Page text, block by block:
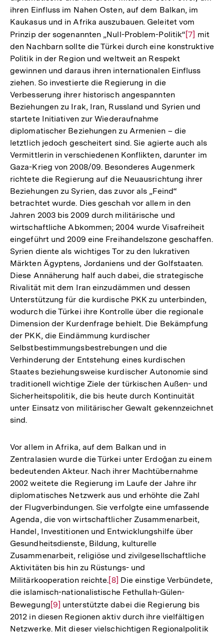
ihren Einfluss im Nahen Osten, auf dem Balkan, im
Kaukasus und in Afrika auszubauen. Geleitet vom
Prinzip der sogenannten „Null-Problem-Politik“Zur
Auflösung
Fußnote
[7] mit
den Nachbarn sollte die Türkei durch eine konstruktive
Politik in der Region und weltweit an Respekt
gewinnen und daraus ihren internationalen Einfluss
ziehen. So investierte die Regierung in die
Verbesserung ihrer historisch angespannten
Beziehungen zu Irak, Iran, Russland und Syrien und
startete Initiativen zur Wiederaufnahme
diplomatischer Beziehungen zu Armenien – die
letztlich jedoch gescheitert sind. Sie agierte auch als
Vermittlerin in verschiedenen Konflikten, darunter im
Gaza-Krieg von 2008/09. Besonderes Augenmerk
richtete die Regierung auf die Neuausrichtung ihrer
Beziehungen zu Syrien, das zuvor als „Feind“
betrachtet wurde. Dies geschah vor allem in den
Jahren 2003 bis 2009 durch militärische und
wirtschaftliche Abkommen; 2004 wurde Visafreiheit
eingeführt und 2009 eine Freihandelszone geschaffen.
Syrien diente als wichtiges Tor zu den lukrativen
Märkten Ägyptens, Jordaniens und der Golfstaaten.
Diese Annäherung half auch dabei, die strategische
Rivalität mit dem Iran einzudämmen und dessen
Unterstützung für die kurdische PKK zu unterbinden,
wodurch die Türkei ihre Kontrolle über die regionale
Dimension der Kurdenfrage behielt. Die Bekämpfung
der PKK, die Eindämmung kurdischer
Selbstbestimmungsbestrebungen und die
Verhinderung der Entstehung eines kurdischen
Staates beziehungsweise kurdischer Autonomie sind
traditionell wichtige Ziele der türkischen Außen- und
Sicherheitspolitik, die bis heute durch Kontinuität
unter Einsatz von militärischer Gewalt gekennzeichnet
sind.
Vor allem in Afrika, auf dem Balkan und in
Zentralasien wurde die Türkei unter Erdoğan zu einem
bedeutenden Akteur. Nach ihrer Machtübernahme
2002 weitete die Regierung im Laufe der Jahre ihr
diplomatisches Netzwerk aus und erhöhte die Zahl
der Flugverbindungen. Sie verfolgte eine umfassende
Agenda, die von wirtschaftlicher Zusammenarbeit,
Handel, Investitionen und Entwicklungshilfe über
Gesundheitsdienste, Bildung, kulturelle
Zusammenarbeit, religiöse und zivilgesellschaftliche
Aktivitäten bis hin zu Rüstungs- und
Militärkooperation reichte.Zur
Auflösung
der
Fußnote
[8] Die einstige Verbündete,
die islamisch-nationalistische Fethullah-Gülen-
BewegungZur
Auflösung
der
[9] unterstützte dabei die Regierung bis
2012 in diesen Regionen aktiv durch ihre vielfältigen
Netzwerke. Mit dieser vielschichtigen Regionalpolitik